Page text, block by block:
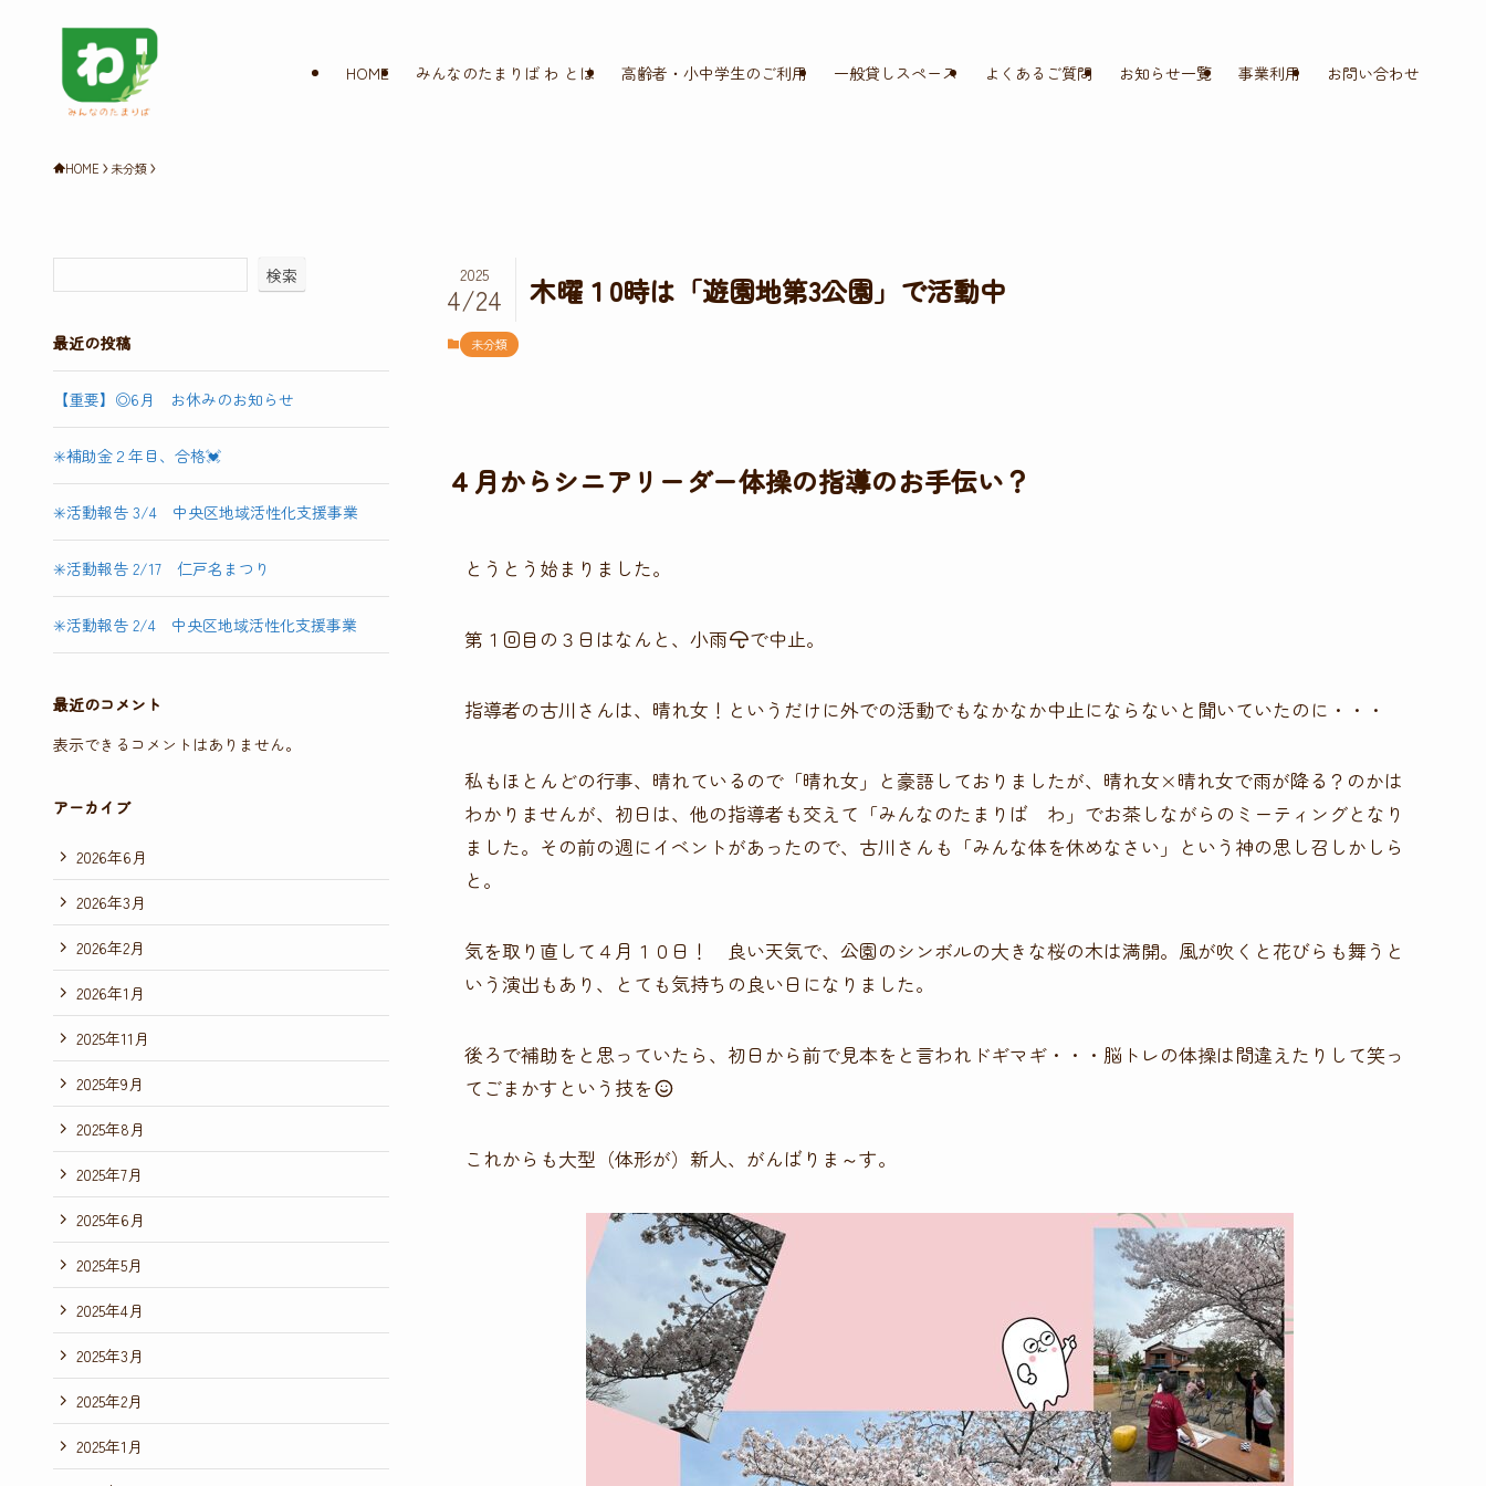
HOME みんなのたまりば わ とは 高齢者・小中学生のご利用 一般貸しスペース よくあるご質問 お知らせ一覧 事業利用 お問い合わせ
HOME 未分類
木曜１0時は「遊園地第3公園」で活動中
2025
4/24
未分類
４月からシニアリーダー体操の指導のお手伝い？
とうとう始まりました。
第１回目の３日はなんと、小雨 で中止。
指導者の古川さんは、晴れ女！というだけに外での活動でもなかなか中止にならないと聞いていたのに・・・
私もほとんどの行事、晴れているので「晴れ女」と豪語しておりましたが、晴れ女×晴れ女で雨が降る？のかは
わかりませんが、初日は、他の指導者も交えて「みんなのたまりば わ」でお茶しながらのミーティングとなり
ました。その前の週にイベントがあったので、古川さんも「みんな体を休めなさい」という神の思し召しかしら
と。
気を取り直して４月１０日！ 良い天気で、公園のシンボルの大きな桜の木は満開。風が吹くと花びらも舞うと
いう演出もあり、とても気持ちの良い日になりました。
後ろで補助をと思っていたら、初日から前で見本をと言われドギマギ・・・脳トレの体操は間違えたりして笑っ
てごまかすという技を
これからも大型（体形が）新人、がんばりま～す。
検索
最近の投稿
【重要】◎6月 お休みのお知らせ
✳️補助金２年目、合格💓
✳️活動報告 3/4 中央区地域活性化支援事業
✳️活動報告 2/17 仁戸名まつり
✳️活動報告 2/4 中央区地域活性化支援事業
最近のコメント
表示できるコメントはありません。
アーカイブ
2026年6月
2026年3月
2026年2月
2026年1月
2025年11月
2025年9月
2025年8月
2025年7月
2025年6月
2025年5月
2025年4月
2025年3月
2025年2月
2025年1月